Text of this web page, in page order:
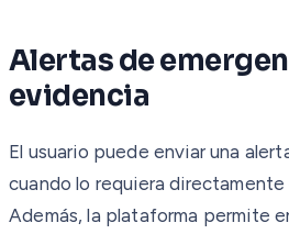
Alertas de
evidencia
El usuario puede enviar una
cuando lo requiera directamente
Además, la plataforma permite